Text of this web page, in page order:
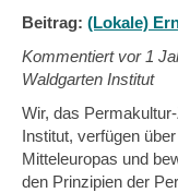
Beitrag: (Lokale)
Kommentiert vor 1
Waldgarten Institut
Wir, das
Institut, verfügen
Mitteleuropas und
den Prinzipien der